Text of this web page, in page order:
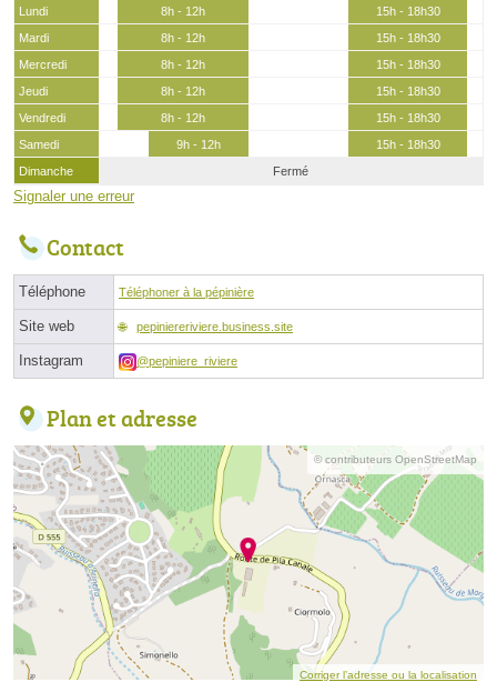
Lundi 8h - 12h
15h - 18h30
Mardi
8h - 12h
15h - 18h30
Mercredi
8h - 12h
15h - 18h30
Jeudi
8h - 12h
15h - 18h30
Vendredi
8h - 12h
15h - 18h30
Samedi
9h - 12h
15h - 18h30
Dimanche
Fermé
Signaler une erreur
Contact
Téléphone Téléphoner à la pépinière
Site web pepiniereriviere.business.site
Instagram @pepiniere_riviere
Plan et adresse
© contributeurs OpenStreetMap
Corriger l’adresse ou la localisation